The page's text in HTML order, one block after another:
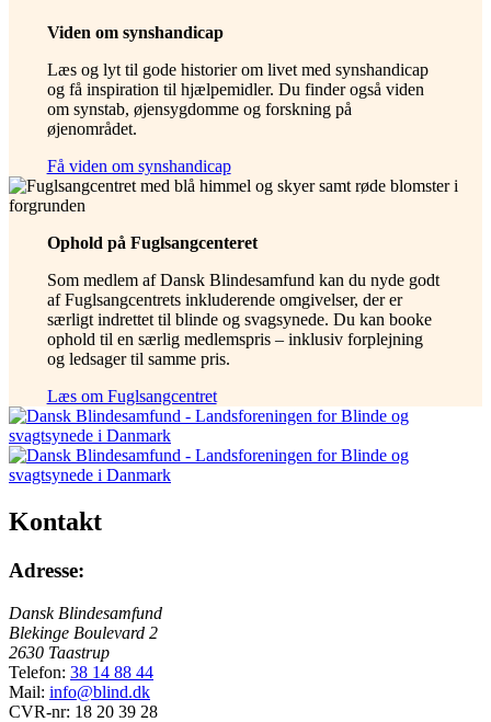
Viden om synshandicap
Læs og lyt til gode historier om livet med synshandicap
og få inspiration til hjælpemidler. Du finder også viden
om synstab, øjensygdomme og forskning på
øjenområdet.
Få viden om synshandicap
Ophold på Fuglsangcenteret
Som medlem af Dansk Blindesamfund kan du nyde godt
af Fuglsangcentrets inkluderende omgivelser, der er
særligt indrettet til blinde og svagsynede. Du kan booke
ophold til en særlig medlemspris – inklusiv forplejning
og ledsager til samme pris.
Læs om Fuglsangcentret
Kontakt
Adresse:
Dansk Blindesamfund
Blekinge Boulevard 2
2630 Taastrup
Telefon: 38 14 88 44
Mail: info@blind.dk
CVR-nr: 18 20 39 28